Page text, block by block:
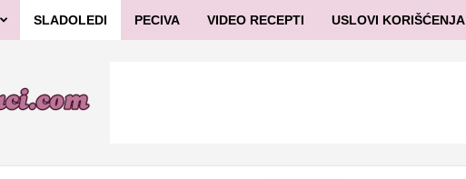
SLADOLEDI PECIVA VIDEO RECEPTI USLOVI KORIŠĆENJA